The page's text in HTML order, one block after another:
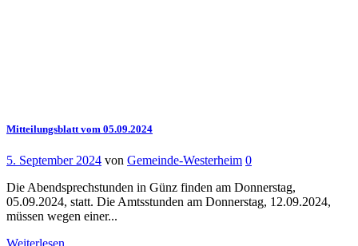
Mitteilungsblatt vom 05.09.2024
5. September 2024 von Gemeinde-Westerheim 0
Die Abendsprechstunden in Günz finden am Donnerstag,
05.09.2024, statt. Die Amtsstunden am Donnerstag, 12.09.2024,
müssen wegen einer...
Weiterlesen